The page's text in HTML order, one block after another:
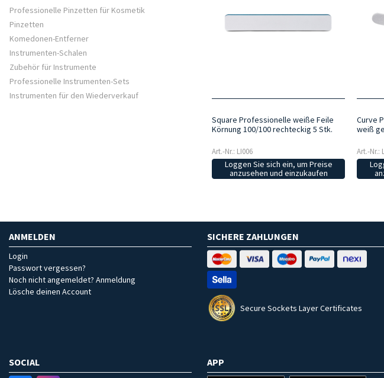
Professionelle Pinzetten für Kosmetik
Pinzetten
Komedonen-Entferner
Instrumenten-Schalen
Zubehör für Instrumente
Professionelle Instrumenten-Sets
Instrumenten für den Wiederverkauf
Square Professionelle weiße Feile
Körnung 100/100 rechteckig 5 Stk.
Art.-Nr.: LI006
Loggen Sie sich ein, um Preise
anzusehen und einzukaufen
Curve
weiß
Art.-Nr.:
ANMELDEN
Login
Passwort vergessen?
Noch nicht angemeldet? Anmeldung
Lösche deinen Account
SICHERE ZAHLUNGEN
Secure Sockets Layer Certificates
SOCIAL APP